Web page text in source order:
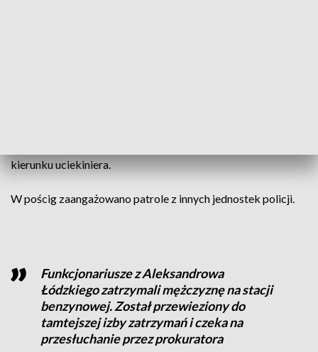
kierunku uciekiniera.
W pościg zaangażowano patrole z innych jednostek policji.
Funkcjonariusze z Aleksandrowa
Łódzkiego zatrzymali mężczyznę na stacji
benzynowej. Został przewieziony do
tamtejszej izby zatrzymań i czeka na
przesłuchanie przez prokuratora